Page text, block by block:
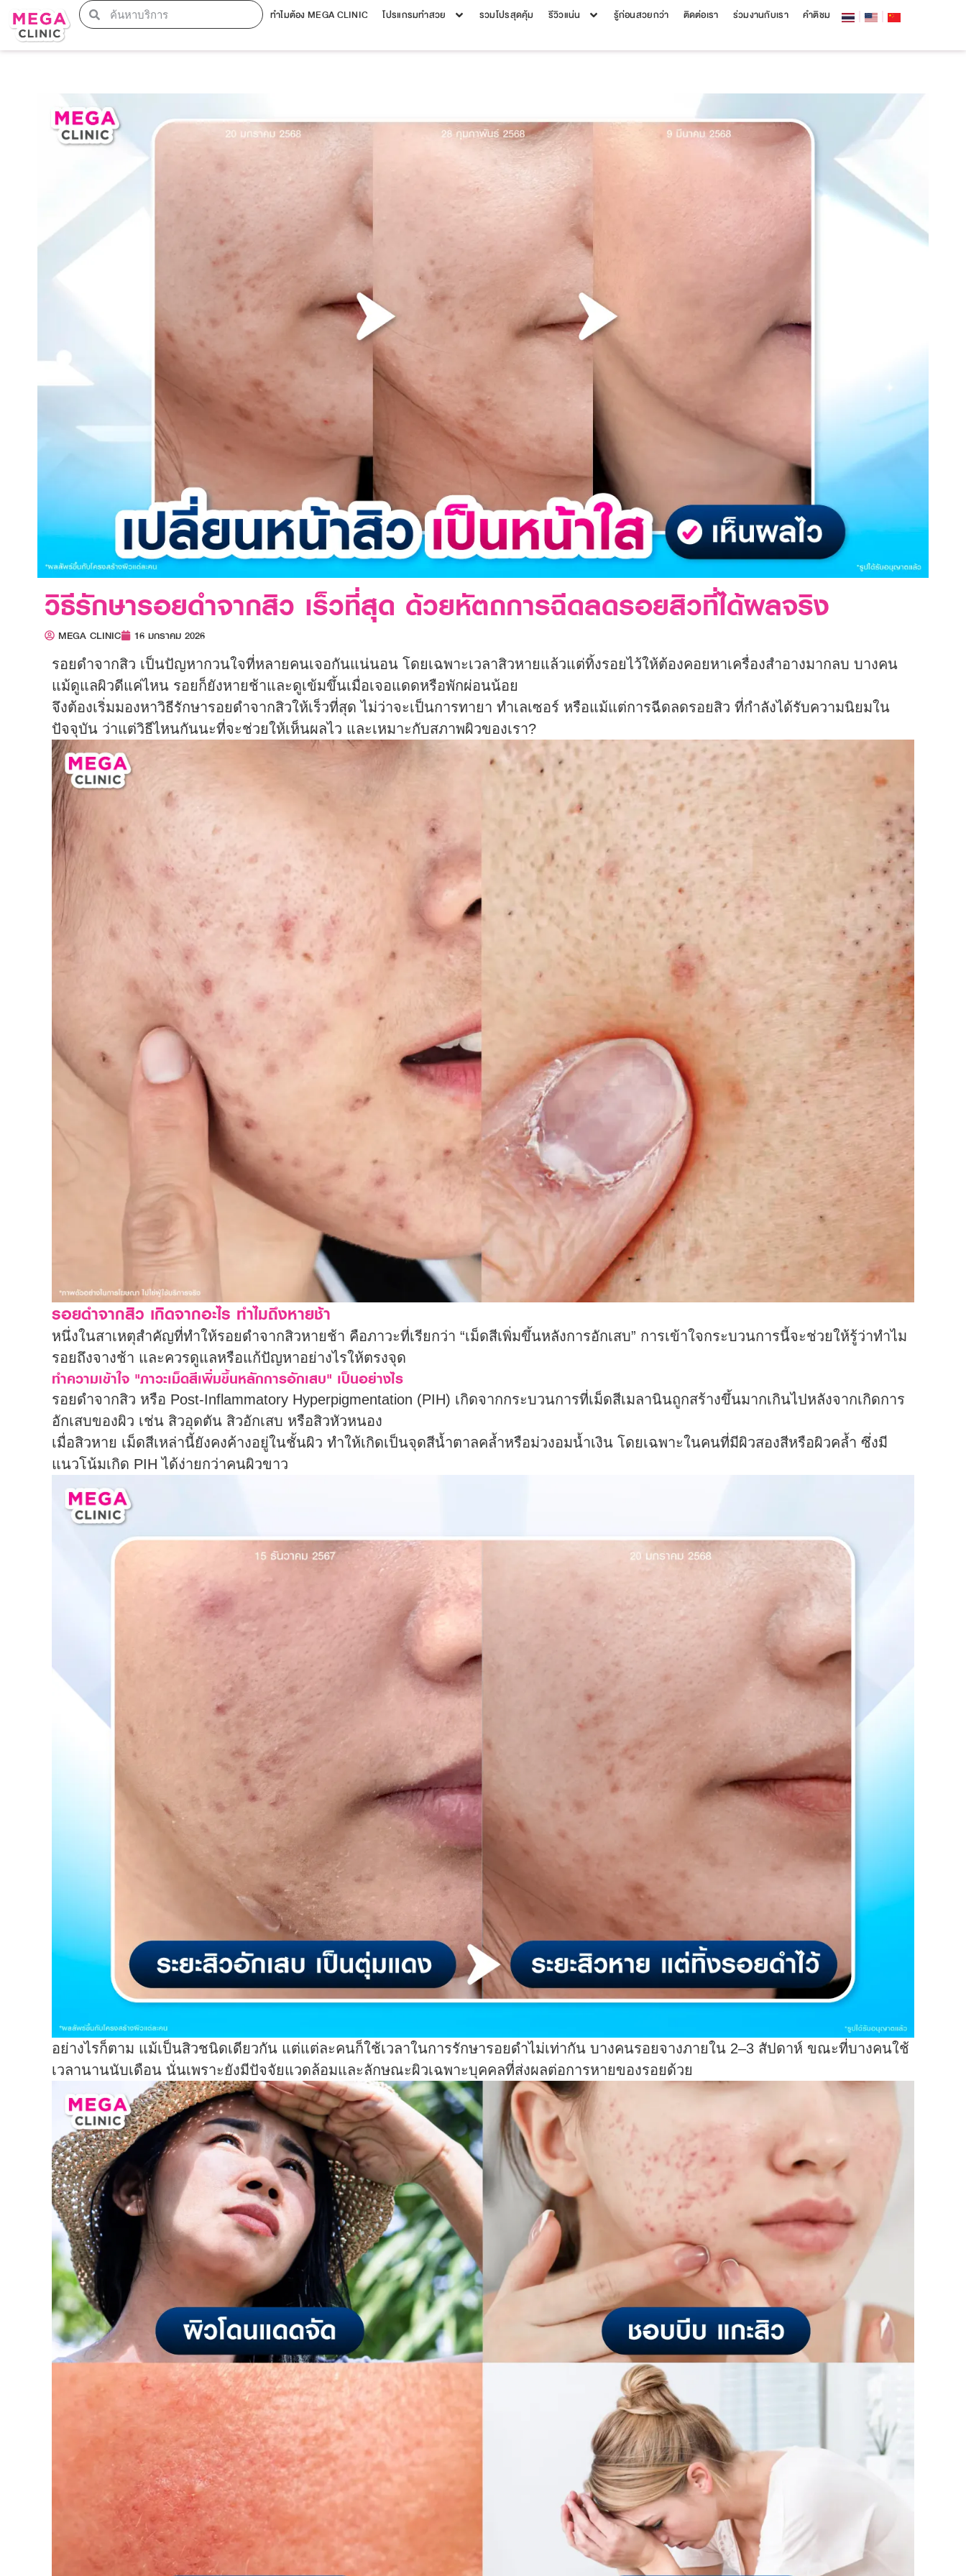
ทำไมต้อง MEGA CLINIC โปรแกรมทำสวย รวมโปรสุดคุ้ม รีวิวแน่น รู้ก่อนสวยกว่า ติดต่อเรา ร่วมงานกับเรา คำติชม
วิธีรักษารอยดำจากสิว เร็วที่สุด ด้วยหัตถการฉีดลดรอยสิวที่ได้ผลจริง
MEGA CLINIC 16 มกราคม 2026
รอยดำจากสิว เป็นปัญหากวนใจที่หลายคนเจอกันแน่นอน โดยเฉพาะเวลาสิวหายแล้วแต่ทิ้งรอยไว้ให้ต้องคอยหาเครื่องสำอางมากลบ บางคน
แม้ดูแลผิวดีแค่ไหน รอยก็ยังหายช้าและดูเข้มขึ้นเมื่อเจอแดดหรือพักผ่อนน้อย
จึงต้องเริ่มมองหาวิธีรักษารอยดำจากสิวให้เร็วที่สุด ไม่ว่าจะเป็นการทายา ทำเลเซอร์ หรือแม้แต่การฉีดลดรอยสิว ที่กำลังได้รับความนิยมใน
ปัจจุบัน ว่าแต่วิธีไหนกันนะที่จะช่วยให้เห็นผลไว และเหมาะกับสภาพผิวของเรา?
รอยดำจากสิว เกิดจากอะไร ทำไมถึงหายช้า
หนึ่งในสาเหตุสำคัญที่ทำให้รอยดำจากสิวหายช้า คือภาวะที่เรียกว่า “เม็ดสีเพิ่มขึ้นหลังการอักเสบ” การเข้าใจกระบวนการนี้จะช่วยให้รู้ว่าทำไม
รอยถึงจางช้า และควรดูแลหรือแก้ปัญหาอย่างไรให้ตรงจุด
ทำความเข้าใจ "ภาวะเม็ดสีเพิ่มขึ้นหลักการอักเสบ" เป็นอย่างไร
รอยดำจากสิว หรือ Post-Inflammatory Hyperpigmentation (PIH) เกิดจากกระบวนการที่เม็ดสีเมลานินถูกสร้างขึ้นมากเกินไปหลังจากเกิดการ
อักเสบของผิว เช่น สิวอุดตัน สิวอักเสบ หรือสิวหัวหนอง
เมื่อสิวหาย เม็ดสีเหล่านี้ยังคงค้างอยู่ในชั้นผิว ทำให้เกิดเป็นจุดสีน้ำตาลคล้ำหรือม่วงอมน้ำเงิน โดยเฉพาะในคนที่มีผิวสองสีหรือผิวคล้ำ ซึ่งมี
แนวโน้มเกิด PIH ได้ง่ายกว่าคนผิวขาว
อย่างไรก็ตาม แม้เป็นสิวชนิดเดียวกัน แต่แต่ละคนก็ใช้เวลาในการรักษารอยดำไม่เท่ากัน บางคนรอยจางภายใน 2–3 สัปดาห์ ขณะที่บางคนใช้
เวลานานนับเดือน นั่นเพราะยังมีปัจจัยแวดล้อมและลักษณะผิวเฉพาะบุคคลที่ส่งผลต่อการหายของรอยด้วย